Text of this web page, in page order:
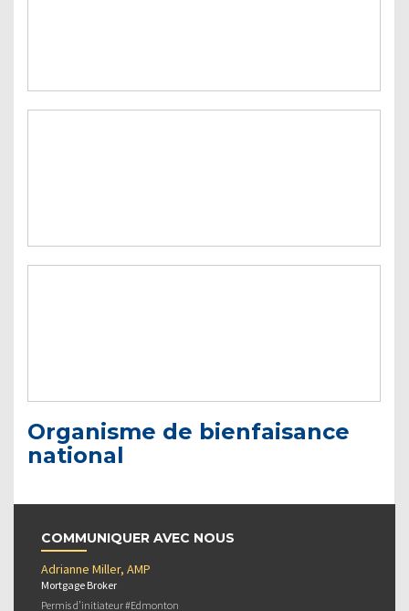
Organisme de bienfaisance
national
COMMUNIQUER AVEC NOUS
Adrianne Miller, AMP
Mortgage Broker
Permis d’initiateur #Edmonton